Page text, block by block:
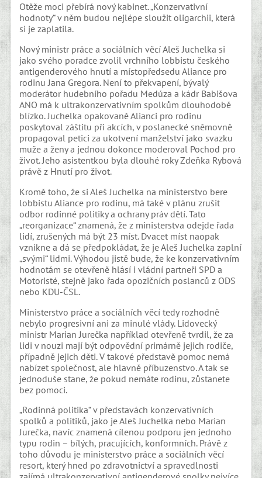
Otěže moci přebírá nový kabinet. „Konzervativní
hodnoty“ v něm budou nejlépe sloužit oligarchii, která
si je zaplatila.
Nový ministr práce a sociálních věcí Aleš Juchelka si
jako svého poradce zvolil vrchního lobbistu českého
antigenderového hnutí a místopředsedu Aliance pro
rodinu Jana Gregora. Není to překvapení, bývalý
moderátor hudebního pořadu Medúza a kádr Babišova
ANO má k ultrakonzervativním spolkům dlouhodobě
blízko. Juchelka opakovaně Alianci pro rodinu
poskytoval záštitu při akcích, v poslanecké sněmovně
propagoval petici za ukotvení manželství jako svazku
muže a ženy a jednou dokonce moderoval Pochod pro
život. Jeho asistentkou byla dlouhé roky Zdeňka Rybová
právě z Hnutí pro život.
Kromě toho, že si Aleš Juchelka na ministerstvo bere
lobbistu Aliance pro rodinu, má také v plánu zrušit
odbor rodinné politiky a ochrany práv dětí. Tato
„reorganizace“ znamená, že z ministerstva odejde řada
lidí, zrušených má být 23 míst. Dvacet míst naopak
vznikne a dá se předpokládat, že je Aleš Juchelka zaplní
„svými“ lidmi. Výhodou jistě bude, že ke konzervativním
hodnotám se otevřeně hlásí i vládní partneři SPD a
Motoristé, stejně jako řada opozičních poslanců z ODS
nebo KDU-ČSL.
Ministerstvo práce a sociálních věcí tedy rozhodně
nebylo progresivní ani za minulé vlády. Lidovecký
ministr Marian Jurečka například otevřeně tvrdil, že za
lidi v nouzi mají být odpovědní primárně jejich rodiče,
případně jejich děti. V takové představě pomoc nemá
nabízet společnost, ale hlavně příbuzenstvo. A tak se
jednoduše stane, že pokud nemáte rodinu, zůstanete
bez pomoci.
„Rodinná politika“ v představách konzervativních
spolků a politiků, jako je Aleš Juchelka nebo Marian
Jurečka, navíc znamená cílenou podporu jen jednoho
typu rodin – bílých, pracujících, konformních. Právě z
toho důvodu je ministerstvo práce a sociálních věcí
resort, který hned po zdravotnictví a spravedlnosti